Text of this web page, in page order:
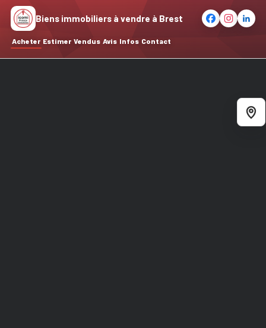
Acheter Estimer Vendus Avis Infos Contact
Biens immobiliers à vendre à Brest